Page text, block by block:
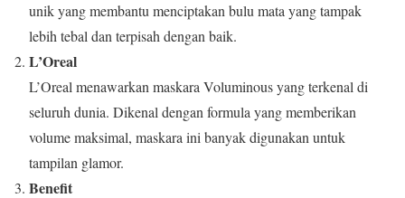
unik yang membantu menciptakan bulu mata yang tampak
lebih tebal dan terpisah dengan baik.
L’Oreal
L’Oreal menawarkan maskara Voluminous yang terkenal di
seluruh dunia. Dikenal dengan formula yang memberikan
volume maksimal, maskara ini banyak digunakan untuk
tampilan glamor.
Benefit